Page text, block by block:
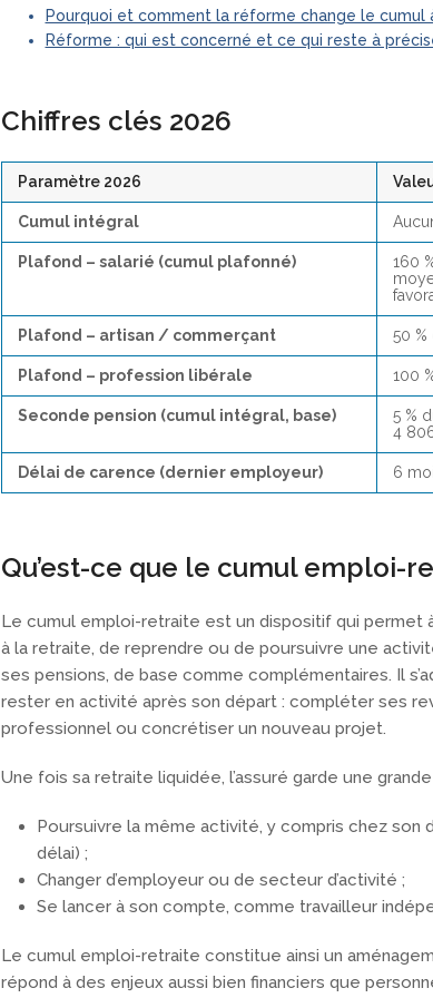
Pourquoi et comment la réforme change le cumul
Réforme : qui est concerné et ce qui reste à
Chiffres clés 2026
Paramètre 2026
Cumul intégral
Plafond – salarié (cumul plafonné)
160
Plafond – artisan / commerçant 50 %
Plafond – profession libérale 100
Seconde pension (cumul intégral, base)
5 %
4
Délai de carence (dernier employeur) 6
Qu’est-ce que le cumul emploi-
Le cumul emploi-retraite est un dispositif qui permet
à la retraite, de reprendre ou de poursuivre une
ses pensions, de base comme complémentaires. Il
rester en activité après son départ : compléter ses
professionnel ou concrétiser un nouveau projet.
Une fois sa retraite liquidée, l’assuré garde une
Poursuivre la même activité, y compris chez
délai) ;
Changer d’employeur ou de secteur d’activité ;
Se lancer à son compte, comme travailleur
Le cumul emploi-retraite constitue ainsi un
répond à des enjeux aussi bien financiers que